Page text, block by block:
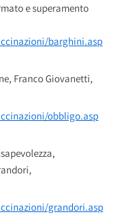
e superamento
barghini.asp
Franco Giovanetti,
obbligo.asp
grandori.asp